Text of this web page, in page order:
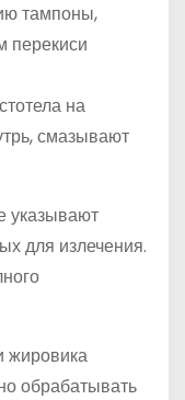
тампоны,
перекиси
на
смазывают
указывают
для излечения.
жировика
обрабатывать